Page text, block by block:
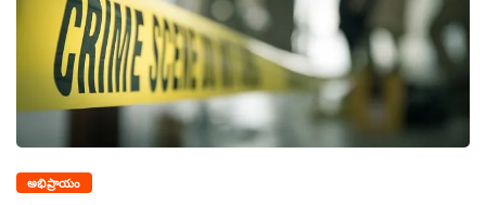
అభిప్రాయం